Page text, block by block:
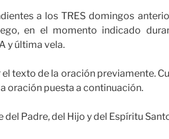
a los TRES domingos
en el momento indicado
y última vela.
el texto de la oración previamente.
oración puesta a continuación.
del Padre, del Hijo y del Espíritu